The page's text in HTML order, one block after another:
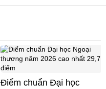
Điểm chuẩn Đại học